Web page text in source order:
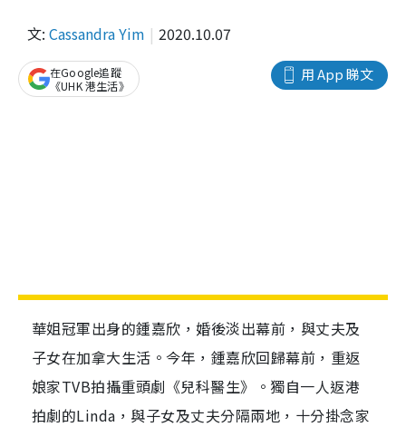
文: Cassandra Yim 2020.10.07
用 App 睇文
在Google追蹤
《UHK 港生活》
華姐冠軍出身的鍾嘉欣，婚後淡出幕前，與丈夫及
子女在加拿大生活。今年，鍾嘉欣回歸幕前，重返
娘家TVB拍攝重頭劇《兒科醫生》。獨自一人返港
拍劇的Linda，與子女及丈夫分隔兩地，十分掛念家